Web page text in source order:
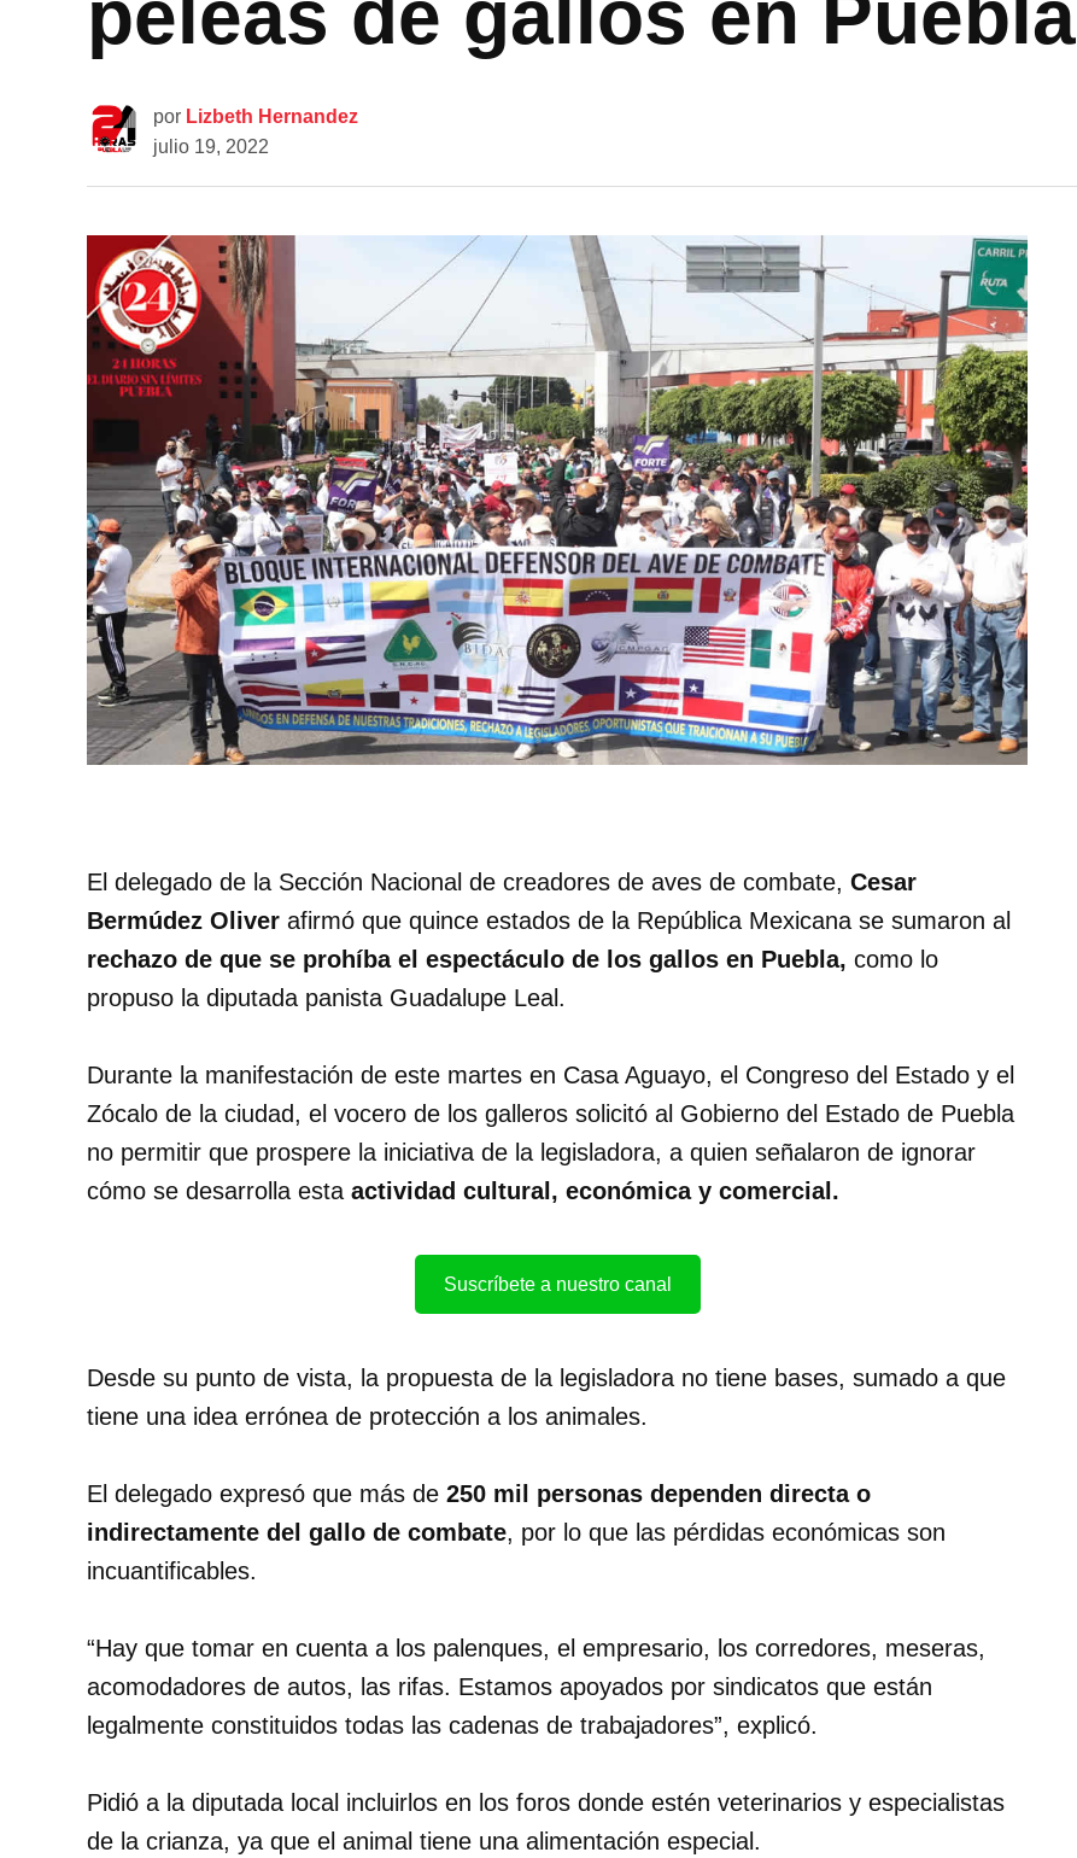
por Lizbeth Hernandez
julio 19, 2022
El delegado de la Sección Nacional de creadores de aves de combate, Cesar
Bermúdez Oliver afirmó que quince estados de la República Mexicana se sumaron al
rechazo de que se prohíba el espectáculo de los gallos en Puebla, como lo
propuso la diputada panista Guadalupe Leal.
Durante la manifestación de este martes en Casa Aguayo, el Congreso del Estado y el
Zócalo de la ciudad, el vocero de los galleros solicitó al Gobierno del Estado de Puebla
no permitir que prospere la iniciativa de la legisladora, a quien señalaron de ignorar
cómo se desarrolla esta actividad cultural, económica y comercial.
Suscríbete a nuestro canal
Desde su punto de vista, la propuesta de la legisladora no tiene bases, sumado a que
tiene una idea errónea de protección a los animales.
El delegado expresó que más de 250 mil personas dependen directa o
indirectamente del gallo de combate, por lo que las pérdidas económicas son
incuantificables.
“Hay que tomar en cuenta a los palenques, el empresario, los corredores, meseras,
acomodadores de autos, las rifas. Estamos apoyados por sindicatos que están
legalmente constituidos todas las cadenas de trabajadores”, explicó.
Pidió a la diputada local incluirlos en los foros donde estén veterinarios y especialistas
de la crianza, ya que el animal tiene una alimentación especial.